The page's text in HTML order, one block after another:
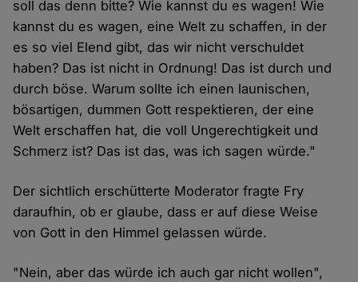
soll das denn bitte? Wie kannst du es wagen! Wie
kannst du es wagen, eine Welt zu schaffen, in der
es so viel Elend gibt, das wir nicht verschuldet
haben? Das ist nicht in Ordnung! Das ist durch und
durch böse. Warum sollte ich einen launischen,
bösartigen, dummen Gott respektieren, der eine
Welt erschaffen hat, die voll Ungerechtigkeit und
Schmerz ist? Das ist das, was ich sagen würde."
Der sichtlich erschütterte Moderator fragte Fry
daraufhin, ob er glaube, dass er auf diese Weise
von Gott in den Himmel gelassen würde.
"Nein, aber das würde ich auch gar nicht wollen",